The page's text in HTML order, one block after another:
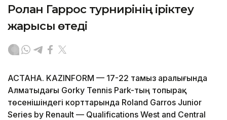
Ролан Гаррос турнирінің іріктеу
жарысы өтеді
АСТАНА. KAZINFORM — 17-22 тамыз аралығында
Алматыдағы Gorky Tennis Park-тың топырақ
төсенішіндегі корттарында Roland Garros Junior
Series by Renault — Qualifications West and Central